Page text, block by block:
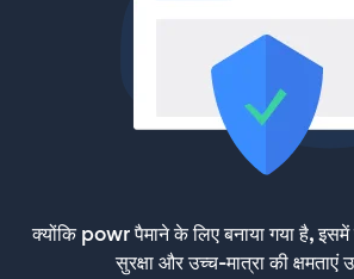
क्योंकि powr पैमाने के लिए बनाया गया है,
सुरक्षा और उच्च-मात्रा की क्षमताएं